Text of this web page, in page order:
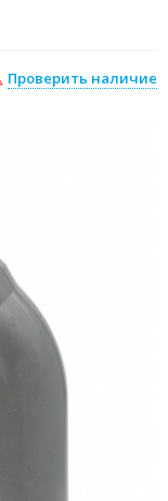
Проверить наличие